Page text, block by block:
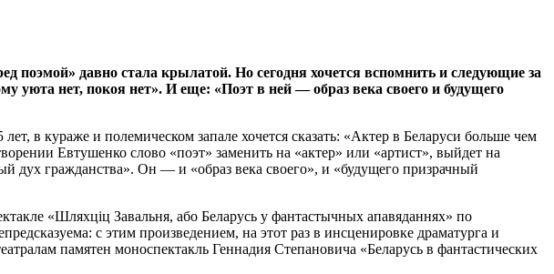
давно стала крылатой. Но сегодня хочется вспомнить и следующие за
уюта нет, покоя нет». И еще: «Поэт в ней — образ века своего и будущего
в кураже и полемическом запале хочется сказать: «Актер в Беларуси больше чем
Евтушенко слово «поэт» заменить на «актер» или «артист», выйдет на
дух гражданства». Он — и «образ века своего», и «будущего призрачный
«Шляхціц Завальня, або Беларусь у фантастычных апавяданнях» по
с этим произведением, на этот раз в инсценировке драматурга и
памятен моноспектакль Геннадия Степановича «Беларусь в фантастических